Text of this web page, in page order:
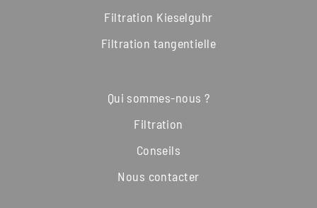
Filtration Kieselguhr
Filtration tangentielle
Qui sommes-nous ?
Filtration
Conseils
Nous contacter